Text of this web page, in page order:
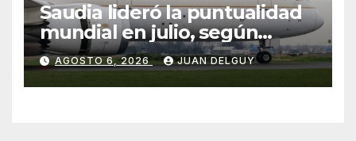
Saudia lideró la puntualidad
mundial en julio, según
Cirium
AGOSTO 6, 2026 JUAN DELGUY